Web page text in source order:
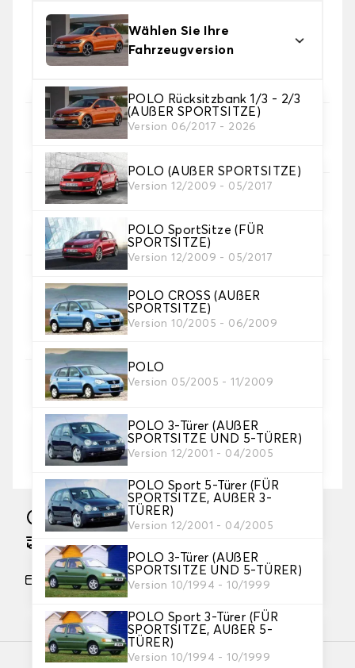
Wählen Sie Ihre
Fahrzeugversion
POLO Rücksitzbank 1/3 - 2/3
(AUßER SPORTSITZE)
Version 06/2017 - 2026
POLO (AUßER SPORTSITZE)
Version 12/2009 - 05/2017
POLO SportSitze (FÜR
SPORTSITZE)
Version 12/2009 - 05/2017
POLO CROSS (AUßER
SPORTSITZE)
Version 10/2005 - 06/2009
POLO
Version 05/2005 - 11/2009
POLO 3-Türer (AUßER
SPORTSITZE UND 5-TÜRER)
Version 12/2001 - 04/2005
POLO Sport 5-Türer (FÜR
SPORTSITZE, AUßER 3-
TÜRER)
Version 12/2001 - 04/2005
POLO 3-Türer (AUßER
SPORTSITZE UND 5-TÜRER)
Version 10/1994 - 10/1999
POLO Sport 3-Türer (FÜR
SPORTSITZE, AUßER 5-
TÜRER)
Version 10/1994 - 10/1999
2. Satz von Bezügen
3. Material
Wählen Sie das Material für Ihre Bezüge.
4. Farbe
Wählen Sie die Farbe Ihrer Sitzbezüge.
5. Stickerei
Fügen Sie Ihre persönliche Note mit einem Text
und/oder einem Symbol hinzu
Text und Logo hinzufügen + 12,00€
Herstellung innerhalb von 15 Werktage
02.09.2026
Zahlung in 3 Raten ohne Gebühren, ab einem
Einkaufswert von 60 €.